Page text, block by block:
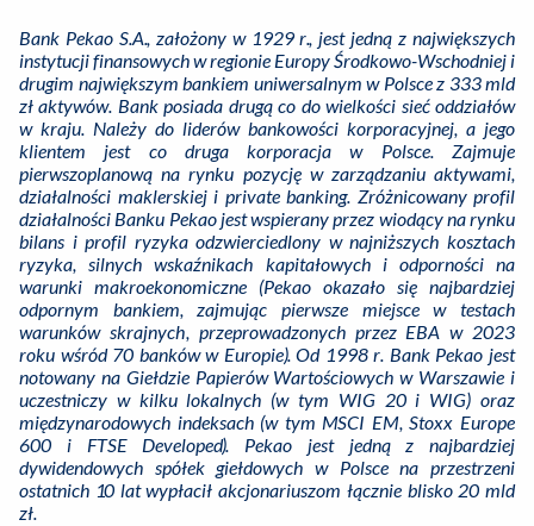
Bank Pekao S.A., założony w 1929 r., jest jedną z największych
instytucji finansowych w regionie Europy Środkowo-Wschodniej i
drugim największym bankiem uniwersalnym w Polsce z 333 mld
zł aktywów. Bank posiada drugą co do wielkości sieć oddziałów
w kraju. Należy do liderów bankowości korporacyjnej, a jego
klientem jest co druga korporacja w Polsce. Zajmuje
pierwszoplanową na rynku pozycję w zarządzaniu aktywami,
działalności maklerskiej i private banking. Zróżnicowany profil
działalności Banku Pekao jest wspierany przez wiodący na rynku
bilans i profil ryzyka odzwierciedlony w najniższych kosztach
ryzyka, silnych wskaźnikach kapitałowych i odporności na
warunki makroekonomiczne (Pekao okazało się najbardziej
odpornym bankiem, zajmując pierwsze miejsce w testach
warunków skrajnych, przeprowadzonych przez EBA w 2023
roku wśród 70 banków w Europie). Od 1998 r. Bank Pekao jest
notowany na Giełdzie Papierów Wartościowych w Warszawie i
uczestniczy w kilku lokalnych (w tym WIG 20 i WIG) oraz
międzynarodowych indeksach (w tym MSCI EM, Stoxx Europe
600 i FTSE Developed). Pekao jest jedną z najbardziej
dywidendowych spółek giełdowych w Polsce na przestrzeni
ostatnich 10 lat wypłacił akcjonariuszom łącznie blisko 20 mld
zł.